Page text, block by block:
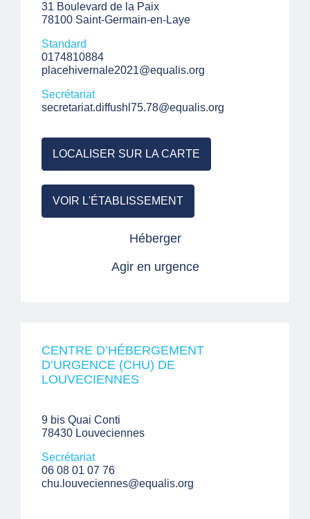
31 Boulevard de la Paix
78100 Saint-Germain-en-Laye
Standard
0174810884
placehivernale2021@equalis.org
Secrétariat
secretariat.diffushl75.78@equalis.org
LOCALISER SUR LA CARTE
VOIR L'ÉTABLISSEMENT
Héberger
Agir en urgence
CENTRE D’HÉBERGEMENT
D’URGENCE (CHU) DE
LOUVECIENNES
9 bis Quai Conti
78430 Louveciennes
Secrétariat
06 08 01 07 76
chu.louveciennes@equalis.org